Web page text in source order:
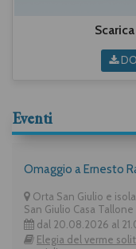
Eventi
Omaggio a Ernesto
Orta San Giulio e
San Giulio Casa Tallone
dal 20.08.2026 al
Elegia del verme